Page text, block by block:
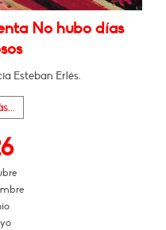
No hubo días
Esteban Erlés.